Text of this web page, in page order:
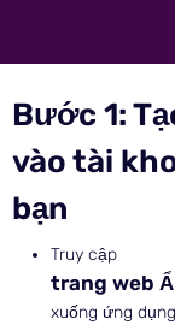
Bước 1:
vào tài
bạn
Truy cập
trang web
xuống ứng